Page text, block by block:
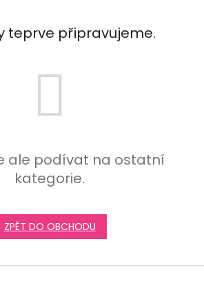
teprve připravujeme.
ale podívat na ostatní
kategorie.
ZPĚT DO OBCHODU